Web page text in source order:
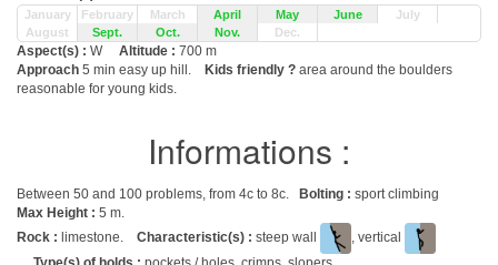
January February March April May June
July
August
Sept. Oct. Nov. Dec.
Aspect(s) : W Altitude : 700 m
Approach 5 min easy up hill. Kids friendly ? area around the boulders
reasonable for young kids.
Informations :
Between 50 and 100 problems, from 4c to 8c. Bolting : sport climbing
Max Height : 5 m.
Rock : limestone. Characteristic(s) : steep wall
, vertical